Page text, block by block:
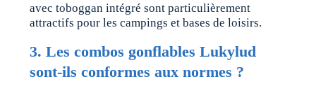
avec toboggan intégré sont particulièrement
attractifs pour les campings et bases de loisirs.
3. Les combos gonflables Lukylud
sont-ils conformes aux normes ?